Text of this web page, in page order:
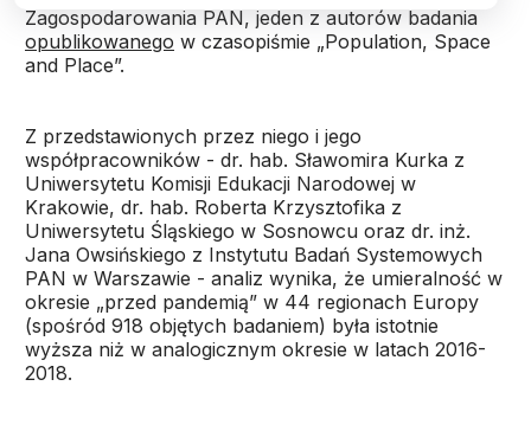
Zagospodarowania PAN, jeden z autorów badania
opublikowanego w czasopiśmie „Population, Space
and Place”.
Z przedstawionych przez niego i jego
współpracowników - dr. hab. Sławomira Kurka z
Uniwersytetu Komisji Edukacji Narodowej w
Krakowie, dr. hab. Roberta Krzysztofika z
Uniwersytetu Śląskiego w Sosnowcu oraz dr. inż.
Jana Owsińskiego z Instytutu Badań Systemowych
PAN w Warszawie - analiz wynika, że umieralność w
okresie „przed pandemią” w 44 regionach Europy
(spośród 918 objętych badaniem) była istotnie
wyższa niż w analogicznym okresie w latach 2016-
2018.